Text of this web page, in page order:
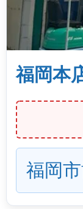
福岡本
福岡